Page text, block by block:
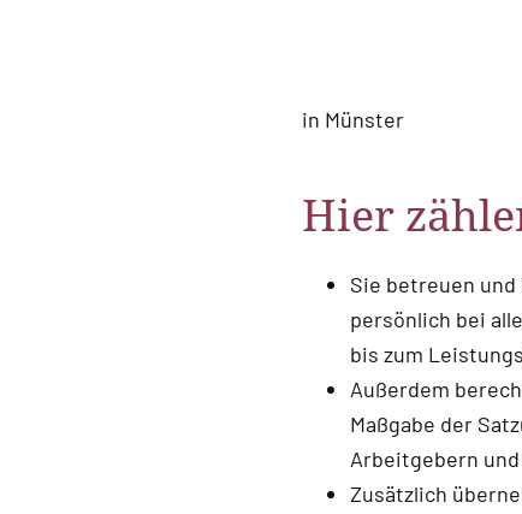
in Münster
Hier
Sie betreuen
persönlich bei
bis zum
Außerdem
Maßgabe der
Arbeitgebern
Zusätzlich